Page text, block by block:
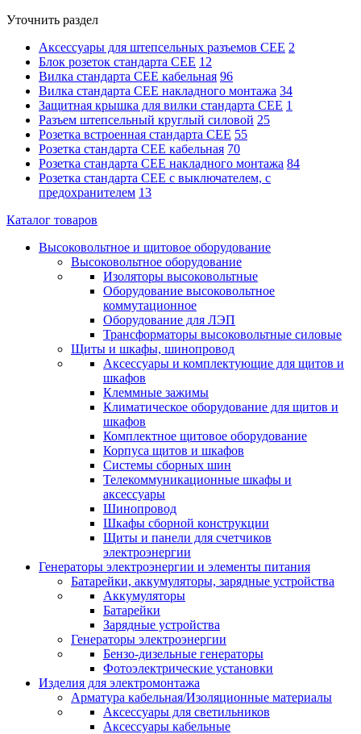
Уточнить раздел
Аксессуары для штепсельных разъемов CEE 2
Блок розеток стандарта CEE 12
Вилка стандарта CEE кабельная 96
Вилка стандарта CEE накладного монтажа 34
Защитная крышка для вилки стандарта CEE 1
Разъем штепсельный круглый силовой 25
Розетка встроенная стандарта CEE 55
Розетка стандарта СЕЕ кабельная 70
Розетка стандарта СЕЕ накладного монтажа 84
Розетка стандарта СЕЕ с выключателем, с
предохранителем 13
Каталог товаров
Высоковольтное и щитовое оборудование
Высоковольтное оборудование
Изоляторы высоковольтные
Оборудование высоковольтное
коммутационное
Оборудование для ЛЭП
Трансформаторы высоковольтные силовые
Щиты и шкафы, шинопровод
Аксессуары и комплектующие для щитов и
шкафов
Клеммные зажимы
Климатическое оборудование для щитов и
шкафов
Комплектное щитовое оборудование
Корпуса щитов и шкафов
Системы сборных шин
Телекоммуникационные шкафы и
аксессуары
Шинопровод
Шкафы сборной конструкции
Щиты и панели для счетчиков
электроэнергии
Генераторы электроэнергии и элементы питания
Батарейки, аккумуляторы, зарядные устройства
Аккумуляторы
Батарейки
Зарядные устройства
Генераторы электроэнергии
Бензо-дизельные генераторы
Фотоэлектрические установки
Изделия для электромонтажа
Арматура кабельная/Изоляционные материалы
Аксессуары для светильников
Аксессуары кабельные